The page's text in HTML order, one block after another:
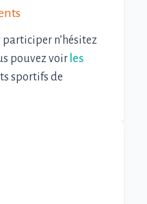
n’hésitez
pouvez voir les
sportifs de